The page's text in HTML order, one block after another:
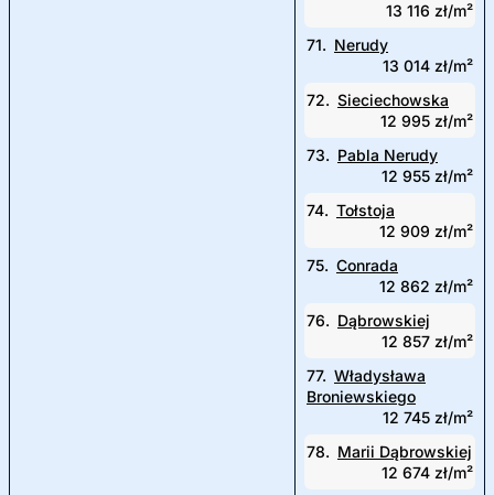
13 116 zł/m²
71. Nerudy
13 014 zł/m²
72. Sieciechowska
12 995 zł/m²
73. Pabla Nerudy
12 955 zł/m²
74. Tołstoja
12 909 zł/m²
75. Conrada
12 862 zł/m²
76. Dąbrowskiej
12 857 zł/m²
77. Władysława
Broniewskiego
12 745 zł/m²
78. Marii Dąbrowskiej
12 674 zł/m²